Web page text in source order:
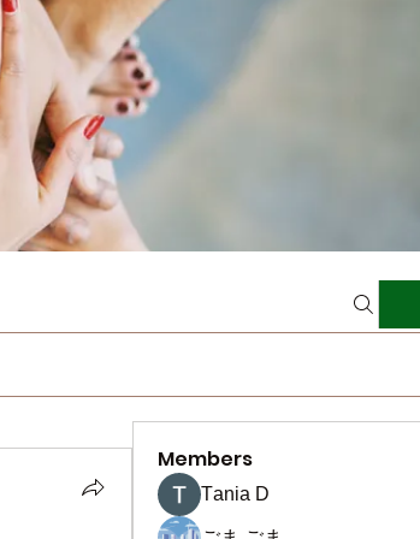
Members
Тania D